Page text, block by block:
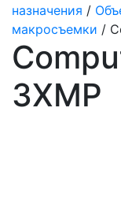
назначения /
макросъемки /
3XMP